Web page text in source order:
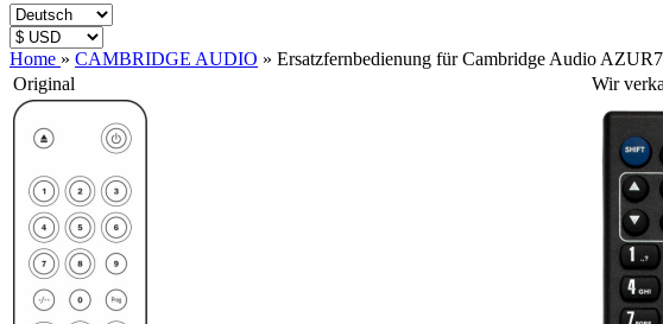
Home » CAMBRIDGE AUDIO » Ersatzfernbedienung für Cambridge Audio
Original
Wir